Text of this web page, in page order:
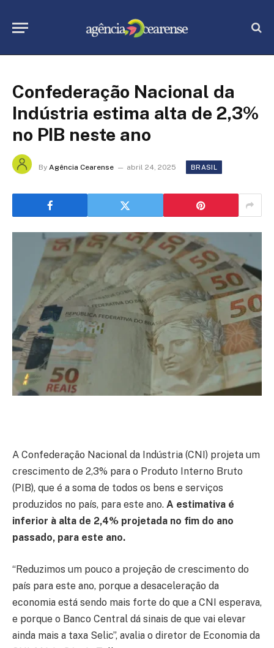
Confederação Nacional da
Indústria estima alta de 2,3%
no PIB neste ano
By Agência Cearense abril 24, 2025 BRASIL
A Confederação Nacional da Indústria (CNI) projeta um
crescimento de 2,3% para o Produto Interno Bruto
(PIB), que é a soma de todos os bens e serviços
produzidos no país, para este ano. A estimativa é
inferior à alta de 2,4% projetada no fim do ano
passado, para este ano.
“Reduzimos um pouco a projeção de crescimento do
país para este ano, porque a desaceleração da
economia está sendo mais forte do que a CNI esperava,
e porque o Banco Central dá sinais de que vai elevar
ainda mais a taxa Selic”, avalia o diretor de Economia da